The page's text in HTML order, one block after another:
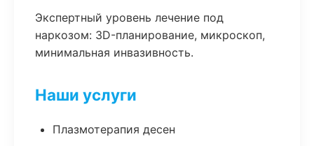
Экспертный уровень лечение под
наркозом: 3D-планирование, микроскоп,
минимальная инвазивность.
Наши услуги
Плазмотерапия десен